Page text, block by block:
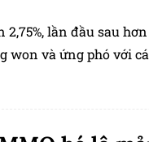
2,75%, lần đầu sau
won và ứng phó với